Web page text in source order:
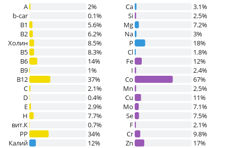
A
2%
b-car
0.1%
В1
5.6%
B2
6.2%
Холин
8.5%
B5
8.3%
B6
14%
B9
1%
B12
37%
C
2.1%
D
0.4%
E
2.9%
H
7.7%
вит.К
0.7%
PP
34%
Калий
12%
Ca
3.1%
Si
2.5%
Mg
7.2%
Na
3%
P
18%
Cl
1.8%
Fe
12%
I
2.4%
Co
67%
Mn
2.5%
Cu
11%
Mo
7.1%
Se
7.5%
F
2.1%
Cr
9.8%
Zn
17%